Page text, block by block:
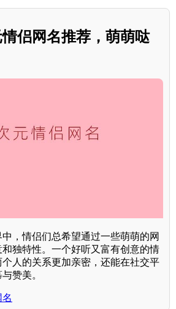
侣网名推荐，萌萌哒
，情侣们总希望通过一些萌萌的网
独特性。一个好听又富有创意的情
人的关系更加亲密，还能在社交平
赞美。